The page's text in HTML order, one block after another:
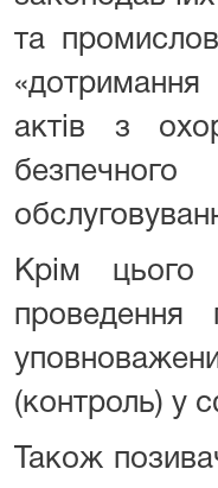
та
актів з
Крім цього
проведення
(контроль) у
Також